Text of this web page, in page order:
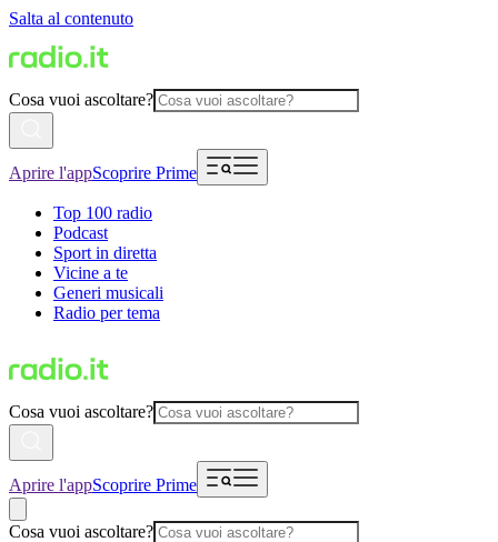
Salta al contenuto
Cosa vuoi ascoltare?
Aprire l'appScoprire Prime
Top 100 radio
Podcast
Sport in diretta
Vicine a te
Generi musicali
Radio per tema
Cosa vuoi ascoltare?
Aprire l'appScoprire Prime
Cosa vuoi ascoltare?